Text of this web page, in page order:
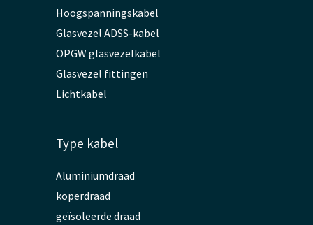
Hoogspanningskabel
Glasvezel ADSS-kabel
OPGW glasvezelkabel
Glasvezel fittingen
Lichtkabel
Type kabel
Aluminiumdraad
koperdraad
geïsoleerde draad